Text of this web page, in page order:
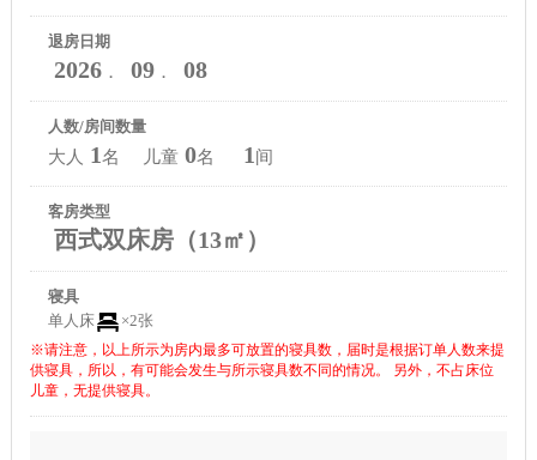
退房日期
2026． 09． 08
人数/房间数量
大人 1名 儿童 0名 1 间
客房类型
西式双床房（13㎡）
寝具
单人床
×2张
※请注意，以上所示为房内最多可放置的寝具数，届时是根据订单人数来提
供寝具，所以，有可能会发生与所示寝具数不同的情况。 另外，不占床位
儿童，无提供寝具。